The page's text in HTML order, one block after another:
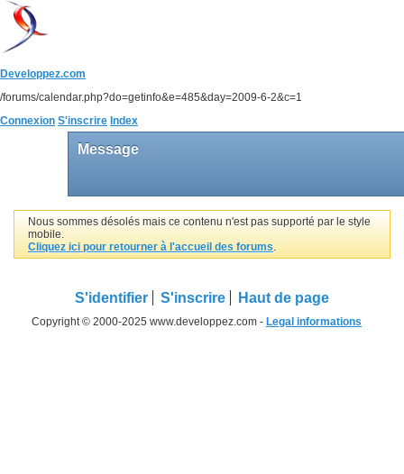
Developpez.com
/forums/calendar.php?do=getinfo&e=485&day=2009-6-2&c=1
Connexion S'inscrire Index
Message
Nous sommes désolés mais ce contenu n'est pas supporté par le style
mobile.
Cliquez ici pour retourner à l'accueil des forums
S'identifier S'inscrire Haut de page
Copyright © 2000-2025 www.developpez.com - Legal informations